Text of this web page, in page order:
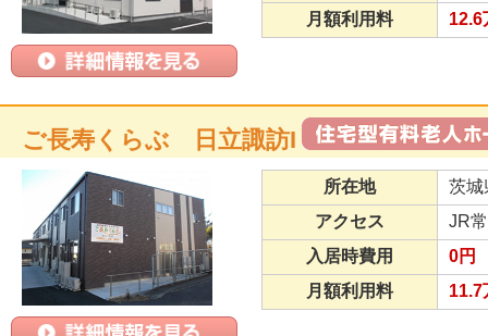
月額利用料 12.6
ご長寿くらぶ 日立諏訪I
所在地
茨城
アクセス
JR
入居時費用
0円
月額利用料
11.7